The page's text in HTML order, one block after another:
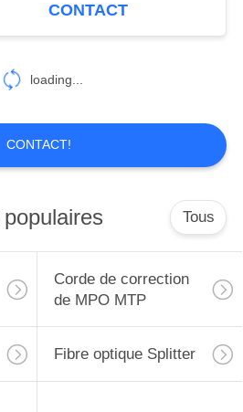
pré
60
Pigtail
86
CONTACT
loading...
CONTACT!
Tous
Corde de correction
de MPO MTP
Fibre optique Splitter